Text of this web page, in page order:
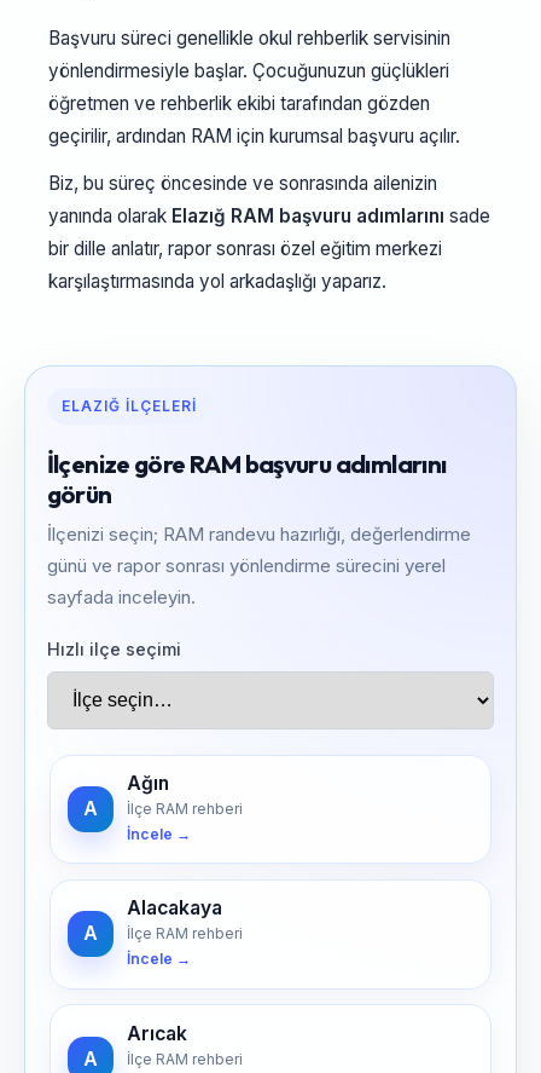
Başvuru süreci genellikle okul rehberlik servisinin
yönlendirmesiyle başlar. Çocuğunuzun güçlükleri
öğretmen ve rehberlik ekibi tarafından gözden
geçirilir, ardından RAM için kurumsal başvuru açılır.
Biz, bu süreç öncesinde ve sonrasında ailenizin
yanında olarak Elazığ RAM başvuru adımlarını sade
bir dille anlatır, rapor sonrası özel eğitim merkezi
karşılaştırmasında yol arkadaşlığı yaparız.
ELAZIĞ İLÇELERI
İlçenize göre RAM başvuru adımlarını
görün
İlçenizi seçin; RAM randevu hazırlığı, değerlendirme
günü ve rapor sonrası yönlendirme sürecini yerel
sayfada inceleyin.
Hızlı ilçe seçimi
A
Ağın
İlçe RAM rehberi
İncele →
A
Alacakaya
İlçe RAM rehberi
İncele →
A
Arıcak
İlçe RAM rehberi